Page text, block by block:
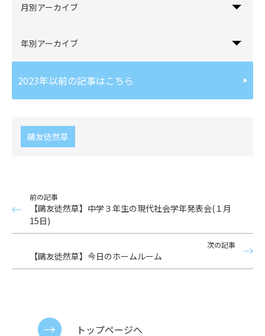
月別アーカイブ
年別アーカイブ
2023年以前の記事はこちら
鷗友徒然草
前の記事
【鷗友徒然草】中学３年生の現代社会学年発表会(１月
15日)
次の記事
【鷗友徒然草】今日のホームルーム
トップページへ